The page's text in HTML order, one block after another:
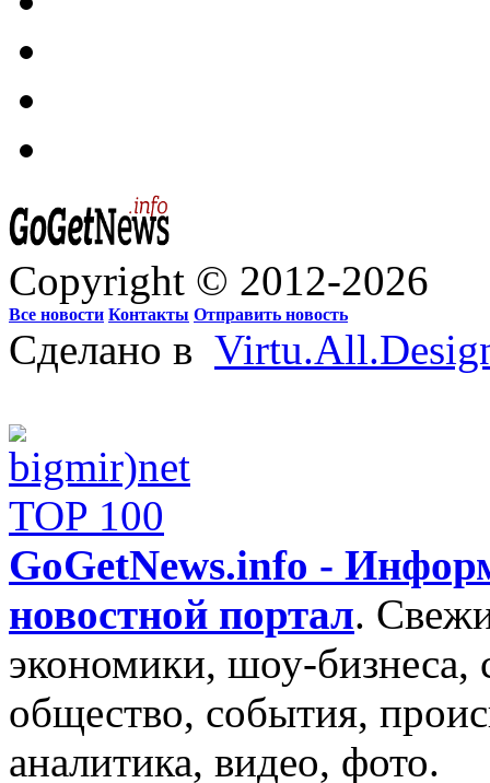
Copyright © 2012-2026
Все новости Контакты Отправить новость
Сделано в
GoGetNews.info -
новостной портал.
экономики, шоу-бизнеса,
общество, события,
аналитика, видео, фото.